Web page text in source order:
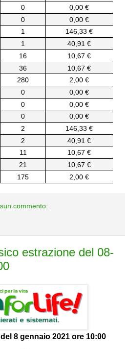
0
0,00 €
0
0,00 €
1
146,33 €
1
40,91 €
16
10,67 €
36
10,67 €
280
2,00 €
0
0,00 €
0
0,00 €
0
0,00 €
2
146,33 €
2
40,91 €
11
10,67 €
21
10,67 €
175 2,00 €
commento:
estrazione del 08-
8 gennaio 2021 ore 10:00